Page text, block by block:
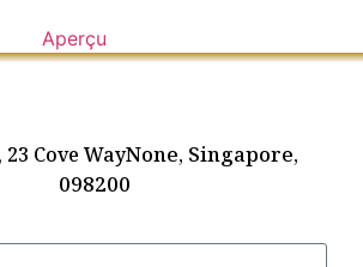
Aperçu
23 Cove WayNone, Singapore,
098200